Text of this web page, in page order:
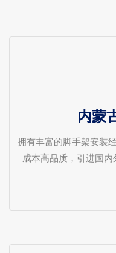
内蒙
拥有丰富的脚手架安装
成本高品质，引进国